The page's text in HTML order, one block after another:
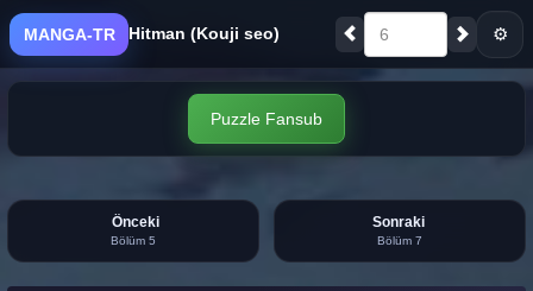
MANGA-TR Hitman (Kouji seo) 6 ⚙
Puzzle Fansub
Önceki
Bölüm 5
Sonraki
Bölüm 7